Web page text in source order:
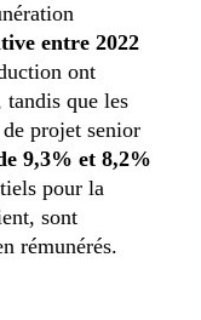
entre 2022
ont
tandis que les
projet senior
9,3% et 8,2%
pour la
sont
rémunérés.